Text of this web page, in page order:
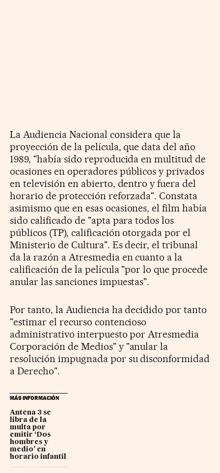
La Audiencia Nacional considera que la
proyección de la película, que data del año
1989, "había sido reproducida en multitud de
ocasiones en operadores públicos y privados
en televisión en abierto, dentro y fuera del
horario de protección reforzada". Constata
asimismo que en esas ocasiones, el film había
sido calificado de "apta para todos los
públicos (TP), calificación otorgada por el
Ministerio de Cultura". Es decir, el tribunal
da la razón a Atresmedia en cuanto a la
calificación de la película "por lo que procede
anular las sanciones impuestas".
Por tanto, la Audiencia ha decidido por tanto
"estimar el recurso contencioso
administrativo interpuesto por Atresmedia
Corporación de Medios" y "anular la
resolución impugnada por su disconformidad
a Derecho".
MÁS INFORMACIÓN
Antena 3 se
libra de la
multa por
emitir ‘Dos
hombres y
medio’ en
horario infantil